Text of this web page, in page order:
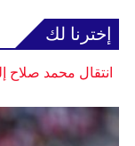
إخترنا لك
انتقال محمد صلاح